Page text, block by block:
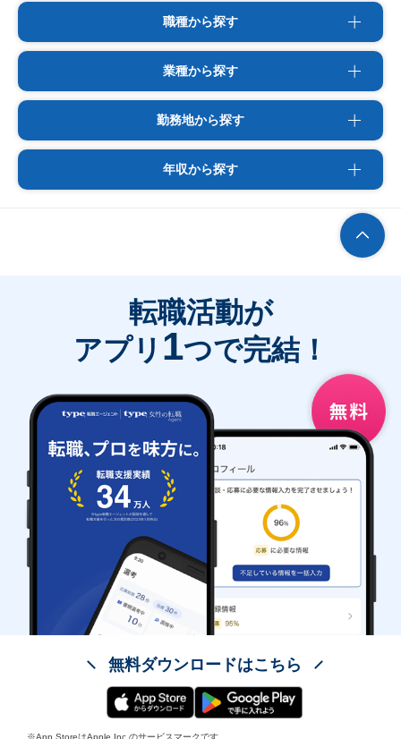
職種から探す
業種から探す
勤務地から探す
年収から探す
転職活動が
アプリ 1つで完結！
無料ダウンロードはこちら
※App StoreはApple Inc.のサービスマークです。